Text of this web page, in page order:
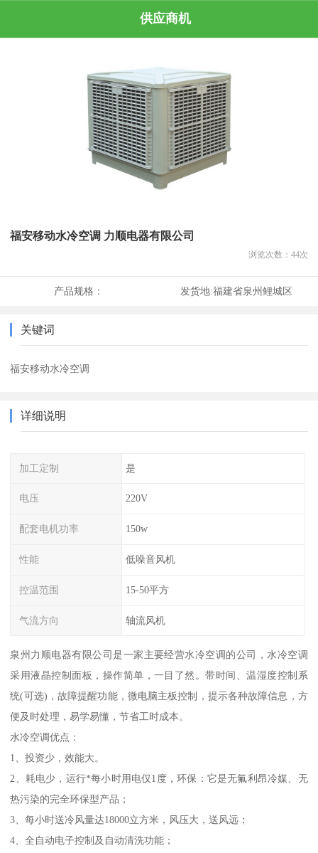
供应商机
福安移动水冷空调 力顺电器有限公司
浏览次数： 44次
产品规格： 发货地:福建省泉州鲤城区
关键词
福安移动水冷空调
详细说明
加工定制 是
电压 220V
配套电机功率 150w
性能 低噪音风机
控温范围 15-50平方
气流方向 轴流风机
泉州力顺电器有限公司是一家主要经营水冷空调的公司，水冷空调
采用液晶控制面板，操作简单，一目了然。带时间、温湿度控制系
统(可选)，故障提醒功能，微电脑主板控制，提示各种故障信息，方
便及时处理，易学易懂，节省工时成本。
水冷空调优点：
1、投资少，效能大。
2、耗电少，运行*每小时用电仅1度，环保：它是无氟利昂冷媒、无
热污染的完全环保型产品；
3、每小时送冷风量达18000立方米，风压大，送风远；
4、全自动电子控制及自动清洗功能；